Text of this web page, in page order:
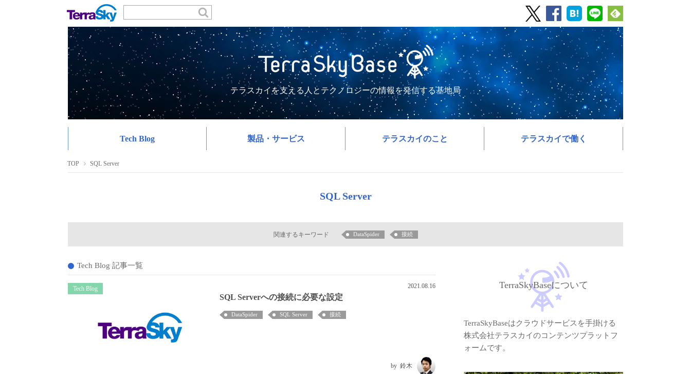
テラスカイを支える人とテクノロジーの情報を発信する基地局
Tech Blog 製品・サービス テラスカイのこと テラスカイで働く
TOP SQL Server
SQL Server
関連するキーワード DataSpider 接続
Tech Blog 記事一覧
Tech Blog 2021.08.16
SQL Serverへの接続に必要な設定
DataSpider SQL Server 接続
鈴木
TerraSkyBaseについて
TerraSkyBaseはクラウドサービスを手掛ける
株式会社テラスカイのコンテンツプラットフ
ォームです。